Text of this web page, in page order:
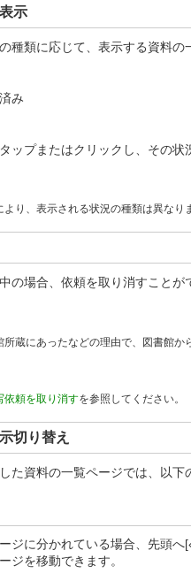
示
種類に応じて、表示する資料の
み
ップまたはクリックし、その状
より、表示される状況の種類は異なり
の場合、依頼を取り消すことが
所蔵にあったなどの理由で、図書館か
依頼を取り消すを参照してください。
切り替え
た資料の一覧ページでは、以下
ジに分かれている場合、先頭
ジを移動できます。